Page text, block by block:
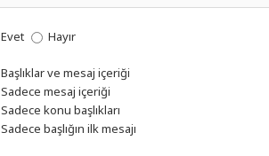
Evet Hayır
Başlıklar ve mesaj içeriği
Sadece mesaj içeriği
Sadece konu başlıkları
Sadece başlığın ilk mesajı